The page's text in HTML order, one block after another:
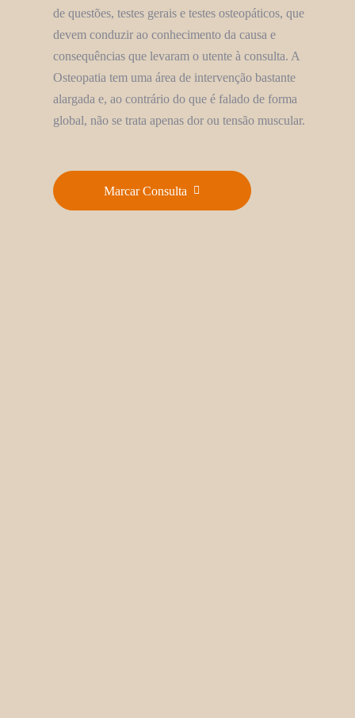
de questões, testes gerais e testes osteopáticos, que
devem conduzir ao conhecimento da causa e
consequências que levaram o utente à consulta. A
Osteopatia tem uma área de intervenção bastante
alargada e, ao contrário do que é falado de forma
global, não se trata apenas dor ou tensão muscular.
Marcar Consulta